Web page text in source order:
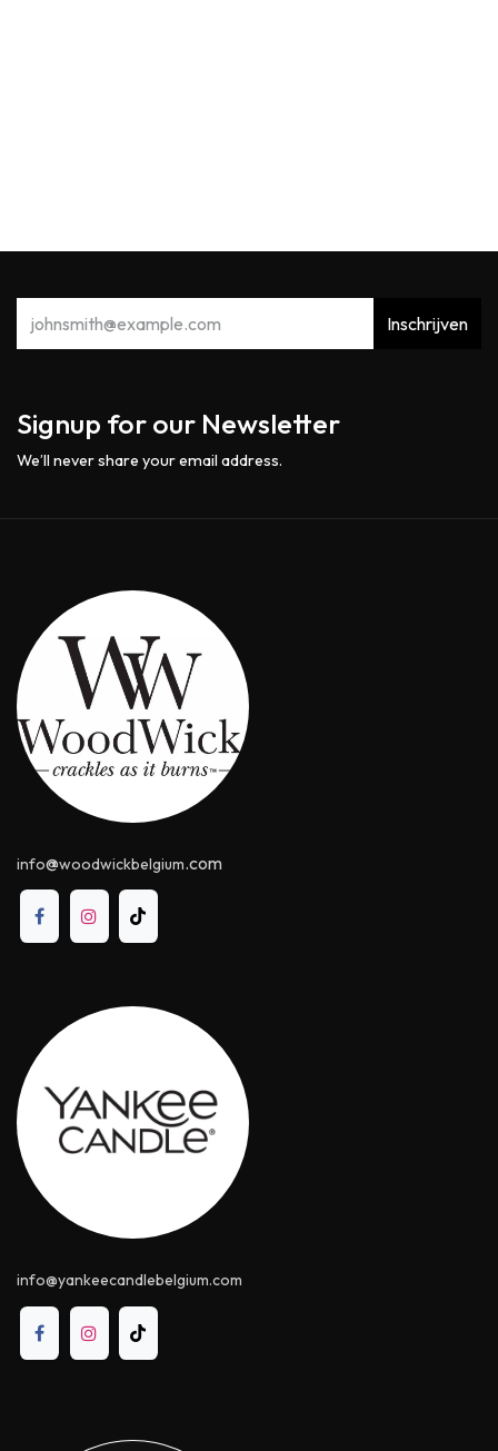
Inschrijven
Signup for our Newsletter
We’ll never share your email address.
info@woodwickbelgium.com
info@yankeecandle​belgium.com